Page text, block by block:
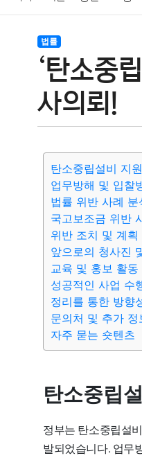
결혼 육아
기술 종교 사회
법률
‘탄소중
사의뢰!
탄소중립설비 지
업무방해 및 입찰
법률 위반 사례 분
국고보조금 위반
위반 조치 및 계획
앞으로의 청사진
교육 및 홍보 활동
성공적인 사업 수
정리를 통한 방향
문의처 및 추가 정
자주 묻는 숏텐츠
탄소중립
정부는 탄소중립설
발되었습니다. 업무